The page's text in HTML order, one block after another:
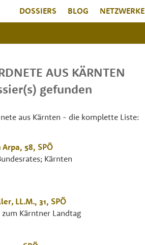
DOSSIERS BLOG NETZWERKE
AUS KÄRNTEN
gefunden
aus Kärnten - die komplette Liste:
Arpa, 58, SPÖ
Kärnten
, LL.M., 31, SPÖ
Kärntner Landtag